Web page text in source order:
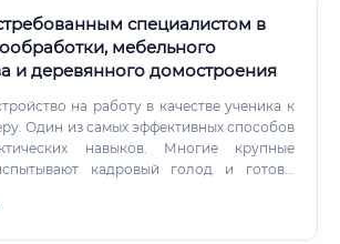
также осознают необходимость
выживания на рынке.
специалистом в
мебельного
и деревянного домостроения
на работу в качестве ученика к
Один из самых эффективных способов
навыков. Многие крупные
кадровый голод и готовы
обучением на рабочем месте.